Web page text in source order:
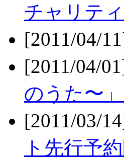
チャリテ
[2011/04/
[2011/04/
のうた〜
[2011/03/
ト先行予